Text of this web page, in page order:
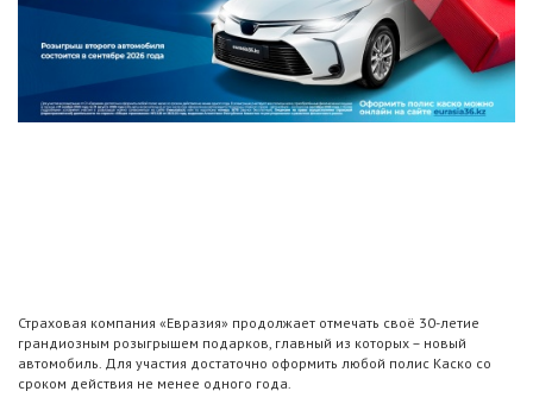
Страховая компания «Евразия» продолжает отмечать своё 30-летие
грандиозным розыгрышем подарков, главный из которых – новый
автомобиль. Для участия достаточно оформить любой полис Каско со
сроком действия не менее одного года.